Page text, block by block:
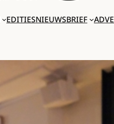
EDITIESNIEUWSBRIEF